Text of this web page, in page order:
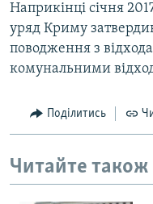
Наприкінці січня
уряд Криму
поводження з
комунальними
Поділитись
Читайте також